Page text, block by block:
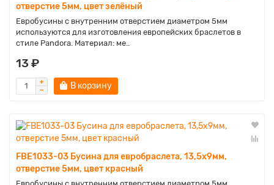
отверстие 5мм, цвет зелёный
Евробусины с внутренним отверстием диаметром 5мм
используются для изготовления европейских браслетов в
стиле Pandora. Материал: ме..
13 ₽
В корзину
FBE1033-03 Бусина для евробраслета, 13,5х9мм,
отверстие 5мм, цвет красный
Евробусины с внутренним отверстием диаметром 5мм